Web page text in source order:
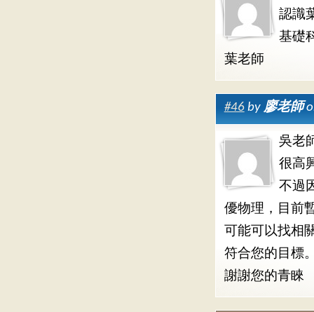
認識
基礎
葉老師
#46by 廖老師
吳老
很高
不過
優物理，目前
可能可以找相
符合您的目標
謝謝您的青睞